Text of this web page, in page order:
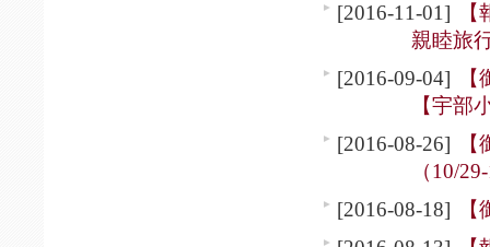
[2016-11-01]
親睦旅
[2016-09-04]
【宇部
[2016-08-26]
（10/
[2016-08-18]